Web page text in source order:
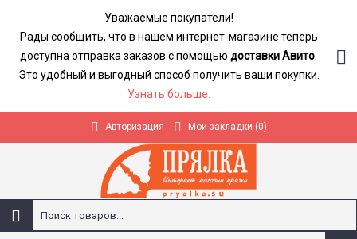
Уважаемые покупатели!
Рады сообщить, что в нашем интернет-магазине теперь
доступна отправка заказов с помощью доставки Авито
Это удобный и выгодный способ получить ваши покупки.
Узнать больше.
Авторизация Мои закладки (0)